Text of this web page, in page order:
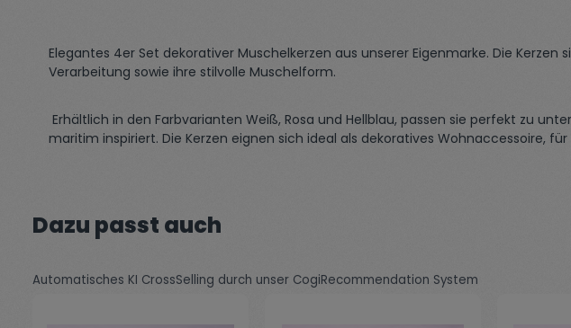
Elegantes 4er Set dekorativer Muschelkerzen aus unserer Eigenmarke. Die
Verarbeitung sowie ihre stilvolle Muschelform.
Erhältlich in den Farbvarianten Weiß, Rosa und Hellblau, passen sie perfekt zu
maritim inspiriert. Die Kerzen eignen sich ideal als dekoratives Wohnaccessoire,
Produktgalerie überspringen
Dazu passt auch
Automatisches KI CrossSelling durch unser CogiRecommendation System